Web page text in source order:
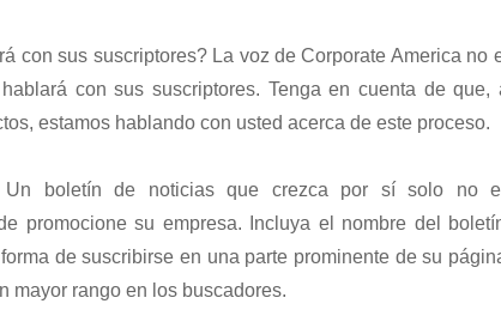
con sus suscriptores? La voz de Corporate America no
con sus suscriptores. Tenga en cuenta de
estamos hablando con usted acerca de este proceso.
Un boletín de noticias que crezca por sí solo no
promocione su empresa. Incluya el nombre del
de suscribirse en una parte prominente de su
mayor rango en los buscadores.